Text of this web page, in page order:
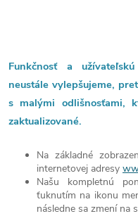
Funkčnosť a
neustále vylepšujeme,
s malými odlišnosťami,
zaktualizované.
Na základné
internetovej adresy
Našu kompletnú
ťuknutím na ikonu
následne sa zmení na